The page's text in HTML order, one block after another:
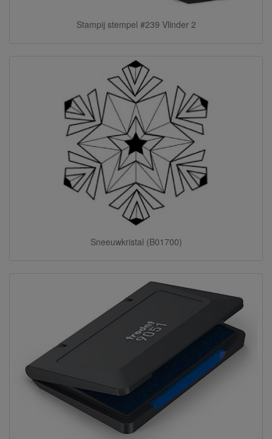
Stampij stempel #239 Vlinder 2
Sneeuwkristal (B01700)